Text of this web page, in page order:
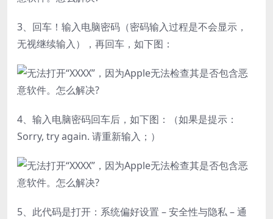
3、回车！输入电脑密码（密码输入过程是不会显示，
无视继续输入），再回车，如下图：
4、输入电脑密码回车后，如下图：（如果是提示：
Sorry, try again. 请重新输入；）
5、此代码是打开：系统偏好设置 – 安全性与隐私 – 通